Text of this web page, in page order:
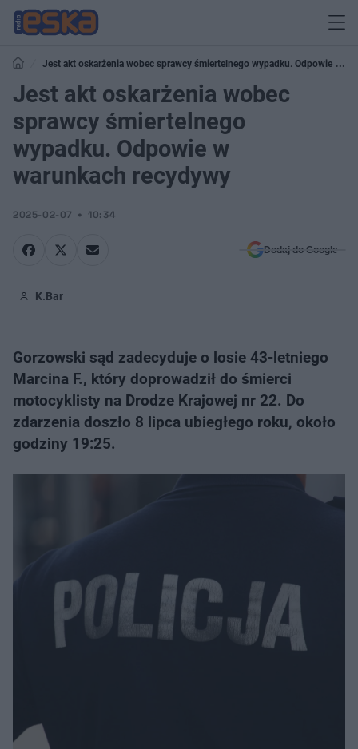
Jest akt oskarżenia wobec sprawcy śmiertelnego wypadku. Odpowie w
warunkach recydywy
Jest akt oskarżenia wobec
sprawcy śmiertelnego
wypadku. Odpowie w
warunkach recydywy
2025-02-07 10:34
Dodaj do Google
K.Bar
Gorzowski sąd zadecyduje o losie 43-letniego
Marcina F., który doprowadził do śmierci
motocyklisty na Drodze Krajowej nr 22. Do
zdarzenia doszło 8 lipca ubiegłego roku, około
godziny 19:25.